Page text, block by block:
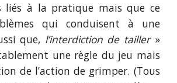
liés à la pratique mais que ce
qui conduisent à une
que, l’interdiction de tailler»
une règle du jeu mais
de l’action de grimper. (Tous